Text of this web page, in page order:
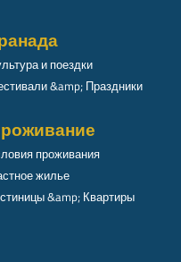
и поездки
&amp; Праздники
проживания
жилье
&amp; Квартиры